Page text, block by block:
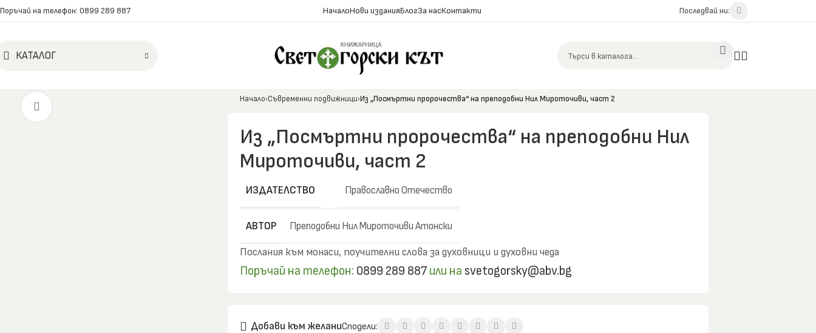
Поръчай на телефон: 0899 289 887 НачалоНови изданияБлогЗа насКонтакти Последвай ни:
КАТАЛОГ
Начало Съвременни подвижници Из „Посмъртни пророчества“ на преподобни Нил Мироточиви, част 2
Из „Посмъртни пророчества“ на преподобни Нил
Мироточиви, част 2
ИЗДАТЕЛСТВО Православно Отечество
АВТОР Преподобни Нил Мироточиви Атонски
Послания към монаси, поучителни слова за духовници и духовни чеда
Поръчай на телефон: 0899 289 887или на svetogorsky@abv.bg
Добави към желаниСподели: